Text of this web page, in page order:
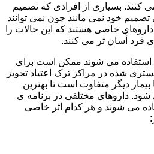
کنند. بسیاری از افرادی که تصمیم
تصمیم خود نمی مانند چون نمی توانند
داروهای خاصی هستند که این حالات را
فرد آسان تر می کنند.
استفاده می شوند ممکن است برای
شده در مراکز ترک اعتیاد تجویز
دیگر متفاوت است تا بهترین
داروهای مختلفی در برنامه ی
می شوند و هر کدام اثر خاصی